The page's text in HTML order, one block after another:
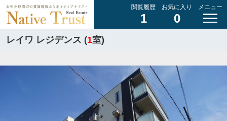
閲覧履歴
1
お気に入り
0
メニュー
レイワ レジデンス (1室)